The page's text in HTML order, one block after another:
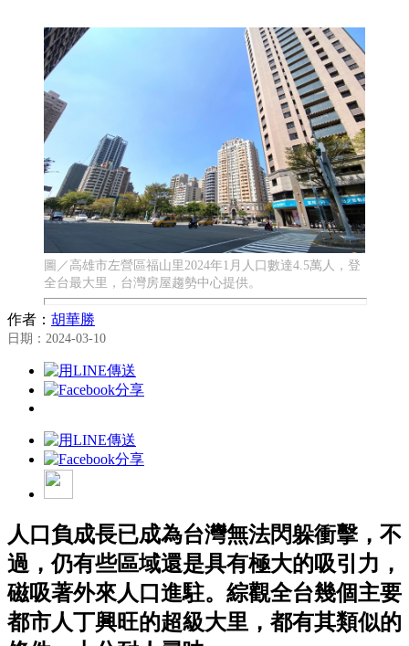
圖／高雄市左營區福山里2024年1月人口數達4.5萬人，登
全台最大里，台灣房屋趨勢中心提供。
作者： 胡華勝
日期：2024-03-10
人口負成長已成為台灣無法閃躲衝擊，不
過，仍有些區域還是具有極大的吸引力，
磁吸著外來人口進駐。綜觀全台幾個主要
都市人丁興旺的超級大里，都有其類似的